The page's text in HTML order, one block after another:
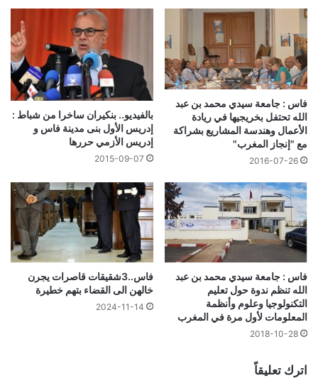
فاس : جامعة سيدي محمد بن عبد
الله تحتفل بخريجيها في ريادة
الأعمال وهندسة المشاريع بشراكة
مع "إنجاز المغرب"
2016-07-26
بالفيديو.. بنكيران ساخرا من شباط :
إدريس الأول بنى مدينة فاس و
إدريس الأزمي حررها
2015-09-07
فاس : جامعة سيدي محمد بن عبد
الله تنظم ندوة حول تعليم
التكنولوجيا وعلوم وأنظمة
المعلومات لأول مرة في المغرب
2018-10-28
فاس..3شقيقات قاصرات يجرن
خالهن الى القضاء بتهم خطيرة
2024-11-14
اترك تعليقاً